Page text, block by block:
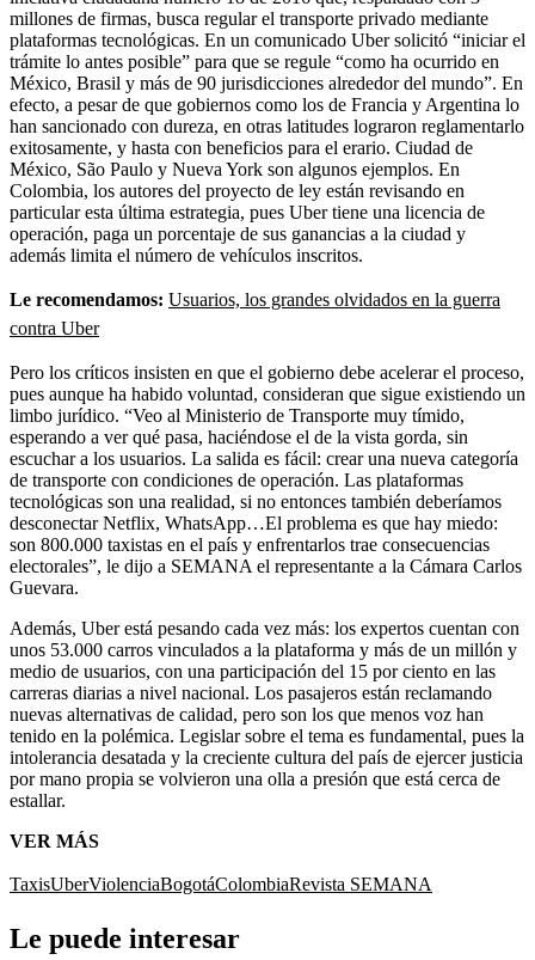
millones de firmas, busca regular el transporte privado mediante
plataformas tecnológicas. En un comunicado Uber solicitó “iniciar el
trámite lo antes posible” para que se regule “como ha ocurrido en
México, Brasil y más de 90 jurisdicciones alrededor del mundo”. En
efecto, a pesar de que gobiernos como los de Francia y Argentina lo
han sancionado con dureza, en otras latitudes lograron reglamentarlo
exitosamente, y hasta con beneficios para el erario. Ciudad de
México, São Paulo y Nueva York son algunos ejemplos. En
Colombia, los autores del proyecto de ley están revisando en
particular esta última estrategia, pues Uber tiene una licencia de
operación, paga un porcentaje de sus ganancias a la ciudad y
además limita el número de vehículos inscritos.
Le recomendamos: Usuarios, los grandes olvidados en la guerra
contra Uber
Pero los críticos insisten en que el gobierno debe acelerar el proceso,
pues aunque ha habido voluntad, consideran que sigue existiendo un
limbo jurídico. “Veo al Ministerio de Transporte muy tímido,
esperando a ver qué pasa, haciéndose el de la vista gorda, sin
escuchar a los usuarios. La salida es fácil: crear una nueva categoría
de transporte con condiciones de operación. Las plataformas
tecnológicas son una realidad, si no entonces también deberíamos
desconectar Netflix, WhatsApp…El problema es que hay miedo:
son 800.000 taxistas en el país y enfrentarlos trae consecuencias
electorales”, le dijo a SEMANA el representante a la Cámara Carlos
Guevara.
Además, Uber está pesando cada vez más: los expertos cuentan con
unos 53.000 carros vinculados a la plataforma y más de un millón y
medio de usuarios, con una participación del 15 por ciento en las
carreras diarias a nivel nacional. Los pasajeros están reclamando
nuevas alternativas de calidad, pero son los que menos voz han
tenido en la polémica. Legislar sobre el tema es fundamental, pues la
intolerancia desatada y la creciente cultura del país de ejercer justicia
por mano propia se volvieron una olla a presión que está cerca de
estallar.
VER MÁS
TaxisUberViolenciaBogotáColombiaRevista SEMANA
Le puede interesar